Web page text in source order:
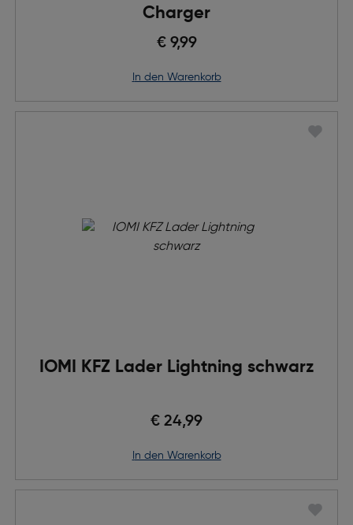
Charger
€ 9,99
in den Warenkorb
IOMI KFZ Lader Lightning schwarz
€ 24,99
in den Warenkorb